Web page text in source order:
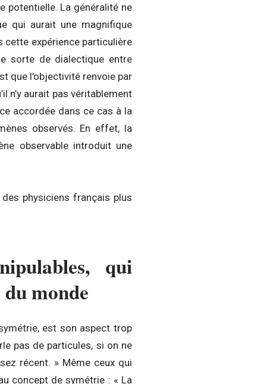
potentielle. La généralité ne
qui aurait une magnifique
expérience particulière
sorte de dialectique entre
que l’objectivité renvoie par
n’y aurait pas véritablement
accordée dans ce cas à la
observés. En effet, la
observable introduit une
des physiciens français plus
qui
monde
est son aspect trop
pas de particules, si on ne
récent. » Même ceux qui
concept de symétrie : « La